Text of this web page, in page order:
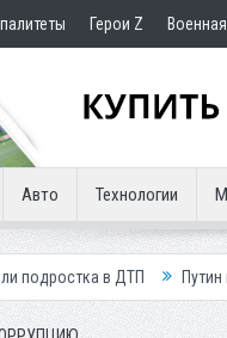
Герои Z
Авто Технологии
Путин посмертно